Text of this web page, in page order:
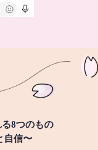
8つのもの
自信〜